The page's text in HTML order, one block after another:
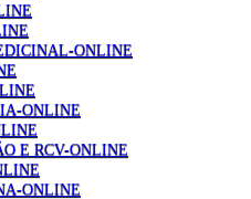
ONLINE
ONLINE
E RCV-ONLINE
ONLINE